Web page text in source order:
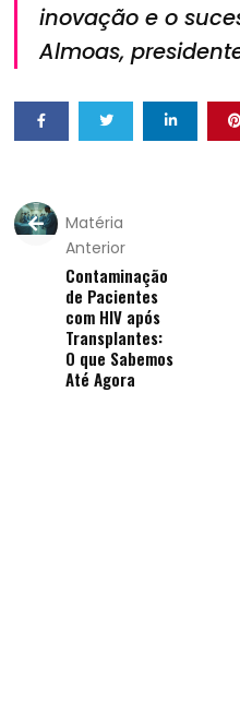
inovação e o
Almoas,
Matéria
Anterior
Contaminação
de Pacientes
com HIV após
Transplantes:
O que Sabemos
Até Agora